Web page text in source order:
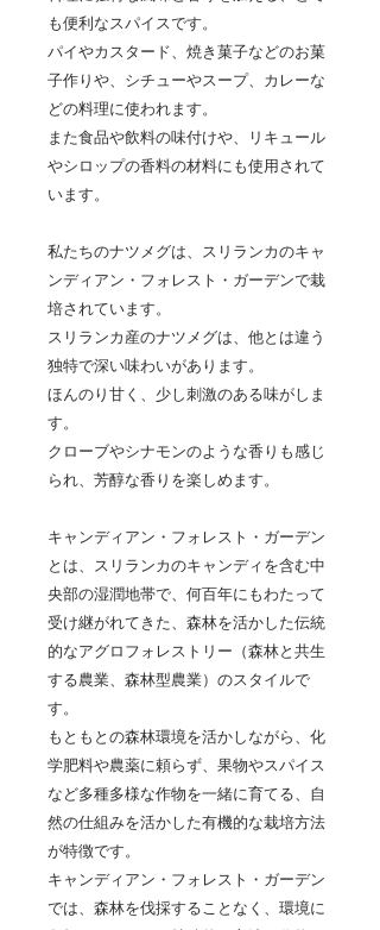
も便利なスパイスです。
パイやカスタード、焼き菓子などのお菓
子作りや、シチューやスープ、カレーな
どの料理に使われます。
また食品や飲料の味付けや、リキュール
やシロップの香料の材料にも使用されて
います。
私たちのナツメグは、スリランカのキャ
ンディアン・フォレスト・ガーデンで栽
培されています。
スリランカ産のナツメグは、他とは違う
独特で深い味わいがあります。
ほんのり甘く、少し刺激のある味がしま
す。
クローブやシナモンのような香りも感じ
られ、芳醇な香りを楽しめます。
キャンディアン・フォレスト・ガーデン
とは、スリランカのキャンディを含む中
央部の湿潤地帯で、何百年にもわたって
受け継がれてきた、森林を活かした伝統
的なアグロフォレストリー（森林と共生
する農業、森林型農業）のスタイルで
す。
もともとの森林環境を活かしながら、化
学肥料や農薬に頼らず、果物やスパイス
など多種多様な作物を一緒に育てる、自
然の仕組みを活かした有機的な栽培方法
が特徴です。
キャンディアン・フォレスト・ガーデン
では、森林を伐採することなく、環境に